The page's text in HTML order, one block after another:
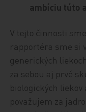
ambíciu túto
V tejto činnosti
rapportéra sme si
generických
za sebou aj prvé
biologických liekov
považujem za